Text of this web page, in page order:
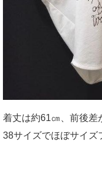
着丈は約61㎝、前後差
38サイズでほぼサイズ